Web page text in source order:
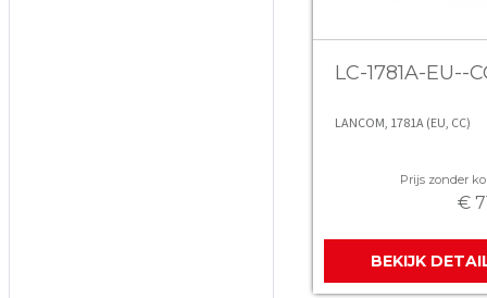
LC-1781A-EU--
LANCOM, 1781A (EU, CC)
Prijs zonder
€
BEKIJK